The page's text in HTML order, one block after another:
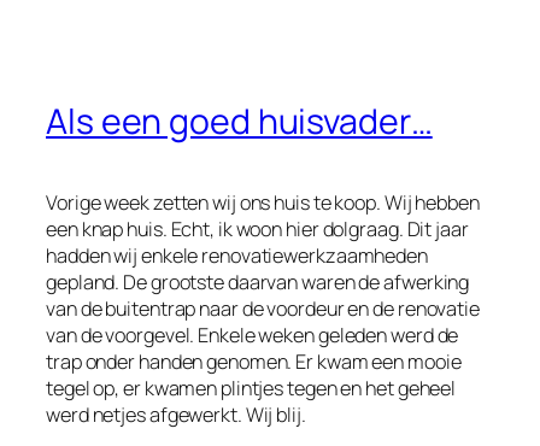
Als een goed huisvader…
Vorige week zetten wij ons huis te koop. Wij hebben
een knap huis. Echt, ik woon hier dolgraag. Dit jaar
hadden wij enkele renovatiewerkzaamheden
gepland. De grootste daarvan waren de afwerking
van de buitentrap naar de voordeur en de renovatie
van de voorgevel. Enkele weken geleden werd de
trap onder handen genomen. Er kwam een mooie
tegel op, er kwamen plintjes tegen en het geheel
werd netjes afgewerkt. Wij blij.